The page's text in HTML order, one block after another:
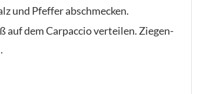
und Pfeffer abschmecken.
auf dem Carpaccio verteilen. Ziegen-